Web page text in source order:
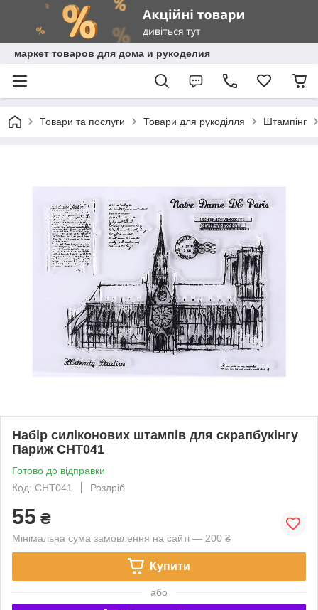
маркет товаров для дома и рукоделия
Товари та послуги Товари для рукоділля Штампінг
Набір силіконових штампів для скрапбукінгу
Париж CHT041
Готово до відправки
Код: CHT041
Роздріб
55 ₴
Мінімальна сума замовлення на сайті — 200 ₴
Купити
або